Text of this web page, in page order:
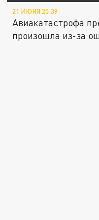
21 ИЮНЯ 20:39
Авиакатастрофа
произошла из-за